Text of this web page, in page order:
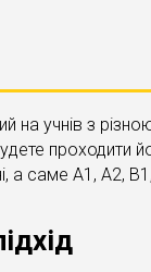
на учнів з
проходити
а саме A1, A2,